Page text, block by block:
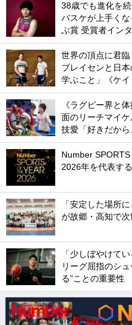
38歳でも進化を
バスケが上手く
ぶ賞 受賞者インタ
世界の頂点に君
ブレイセンと日
学ぶこと」《ケ
《ラグビー界と
面のリーチマイ
技愛「好きだから
Number
2026年を代表す
「安定した場所
が故郷・高知で次
「少しぼやけて
リーグ屈指のシ
る”ことの重要性